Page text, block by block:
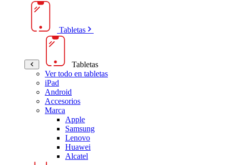
Tabletas
Tabletas
Ver todo en tabletas
iPad
Android
Accesorios
Marca
Apple
Samsung
Lenovo
Huawei
Alcatel